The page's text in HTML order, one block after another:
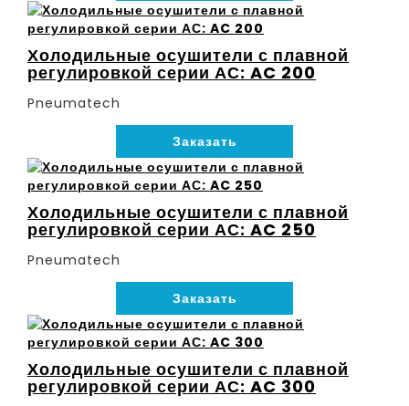
Холодильные осушители с плавной
регулировкой серии АС: AC 200
Pneumatech
Заказать
Холодильные осушители с плавной
регулировкой серии АС: AC 250
Pneumatech
Заказать
Холодильные осушители с плавной
регулировкой серии АС: AC 300